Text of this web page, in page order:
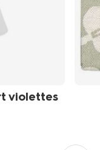
violettes